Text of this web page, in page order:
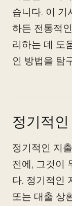
습니다. 이 기
하든 전통적
리하는 데 도
인 방법을 탐
정기적
정기적인 지
전에, 그것이
다. 정기적인
또는 대출 상